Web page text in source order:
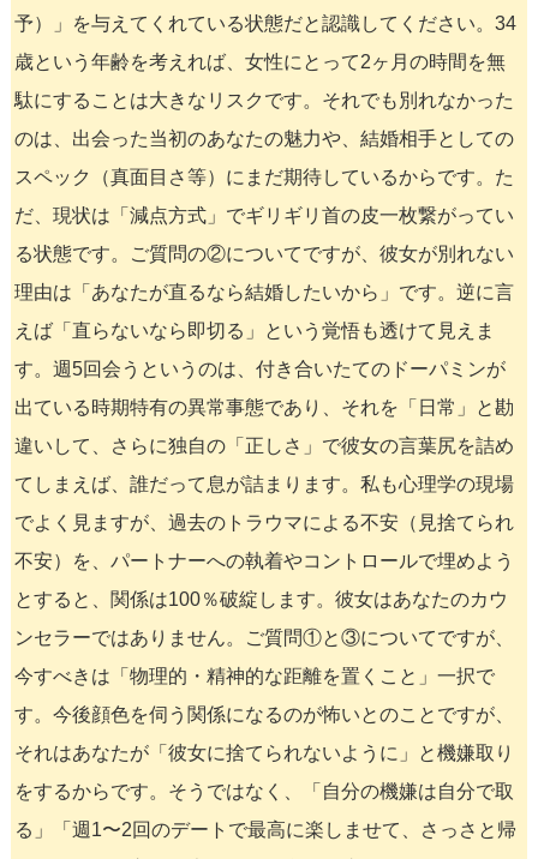
予）」を与えてくれている状態だと認識してください。34
歳という年齢を考えれば、女性にとって2ヶ月の時間を無
駄にすることは大きなリスクです。それでも別れなかった
のは、出会った当初のあなたの魅力や、結婚相手としての
スペック（真面目さ等）にまだ期待しているからです。た
だ、現状は「減点方式」でギリギリ首の皮一枚繋がってい
る状態です。ご質問の②についてですが、彼女が別れない
理由は「あなたが直るなら結婚したいから」です。逆に言
えば「直らないなら即切る」という覚悟も透けて見えま
す。週5回会うというのは、付き合いたてのドーパミンが
出ている時期特有の異常事態であり、それを「日常」と勘
違いして、さらに独自の「正しさ」で彼女の言葉尻を詰め
てしまえば、誰だって息が詰まります。私も心理学の現場
でよく見ますが、過去のトラウマによる不安（見捨てられ
不安）を、パートナーへの執着やコントロールで埋めよう
とすると、関係は100％破綻します。彼女はあなたのカウ
ンセラーではありません。ご質問①と③についてですが、
今すべきは「物理的・精神的な距離を置くこと」一択で
す。今後顔色を伺う関係になるのが怖いとのことですが、
それはあなたが「彼女に捨てられないように」と機嫌取り
をするからです。そうではなく、「自分の機嫌は自分で取
る」「週1〜2回のデートで最高に楽しませて、さっさと帰